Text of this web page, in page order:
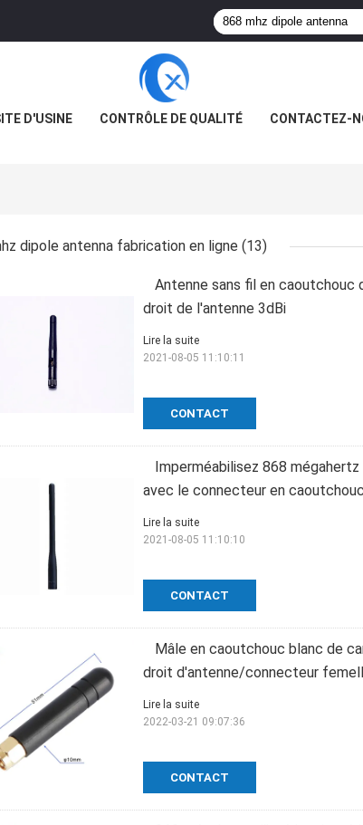
D'USINE CONTRÔLE DE QUALITÉ CONTACTEZ-
dipole antenna fabrication en ligne (13)
Antenne sans fil en caoutchouc
droit de l'antenne 3dBi
CONTACT
Lire la suite
2021-08-05 11:10:11
Imperméabilisez 868
avec le connecteur en
CONTACT
Lire la suite
2021-08-05 11:10:10
Mâle en caoutchouc blanc de
droit d'antenne/connecteur
CONTACT
Lire la suite
2022-03-21 09:07:36